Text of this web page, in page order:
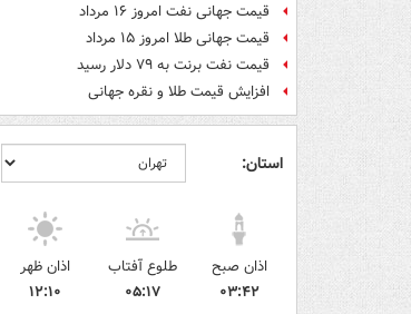
قیمت جهانی نفت امروز ۱۶ مرداد
قیمت جهانی طلا امروز ۱۵ مرداد
قیمت نفت برنت به ۷۹ دلار رسید
افزایش قیمت طلا و نقره جهانی
استان:
اذان صبح
۰۳:۴۲
طلوع آفتاب
۰۵:۱۷
اذان ظهر
۱۲:۱۰